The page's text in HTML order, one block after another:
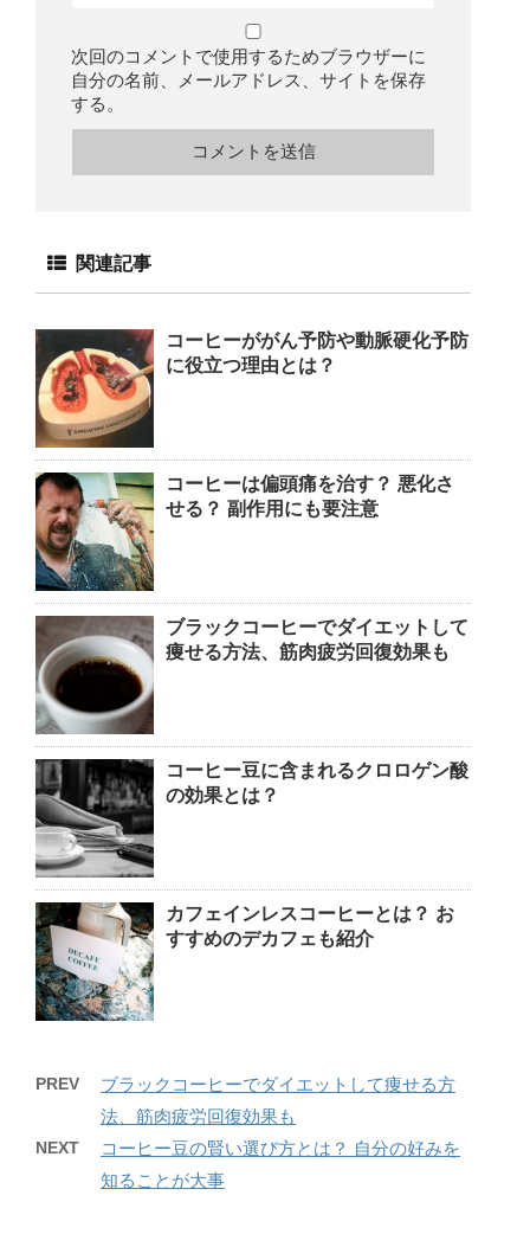
次回のコメントで使用するためブラウザーに
自分の名前、メールアドレス、サイトを保存
する。
関連記事
コーヒーががん予防や動脈硬化予防
に役立つ理由とは？
コーヒーは偏頭痛を治す？ 悪化さ
せる？ 副作用にも要注意
ブラックコーヒーでダイエットして
痩せる方法、筋肉疲労回復効果も
コーヒー豆に含まれるクロロゲン酸
の効果とは？
カフェインレスコーヒーとは？ お
すすめのデカフェも紹介
PREV
ブラックコーヒーでダイエットして痩せる方
法、筋肉疲労回復効果も
NEXT
コーヒー豆の賢い選び方とは？ 自分の好みを
知ることが大事